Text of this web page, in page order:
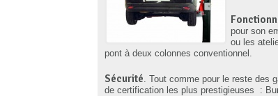
pour son
ou les
pont à deux colonnes conventionnel.
Sécurité. Tout comme pour le reste des
de certification les plus prestigieuses :